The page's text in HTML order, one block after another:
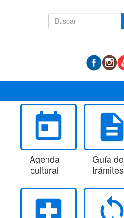
Formulario
búsqueda
today
Agenda
cultural
description
Guía de
trámites
local_hospital loop